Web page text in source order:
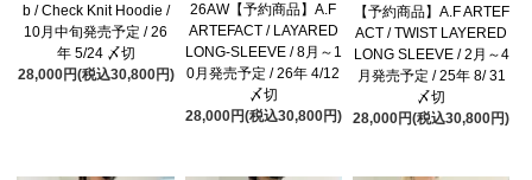
b / Check Knit Hoodie /
10月中旬発売予定 / 26
年 5/24 〆切
28,000円(税込30,800円)
26AW【予約商品】A.F
ARTEFACT / LAYARED
LONG-SLEEVE / 8月～1
0月発売予定 / 26年 4/12
〆切
28,000円(税込30,800円)
【予約商品】A.F ARTEF
ACT / TWIST LAYERED
LONG SLEEVE / 2月～4
月発売予定 / 25年 8/ 31
〆切
28,000円(税込30,800円)